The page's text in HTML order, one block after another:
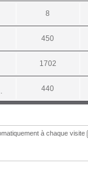
8
450
1702
440
à chaque visite